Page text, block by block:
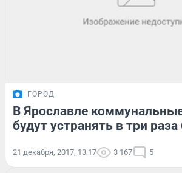
ГОРОД
В Ярославле
будут устранять в три
21 декабря, 2017, 13:17 3 167 5